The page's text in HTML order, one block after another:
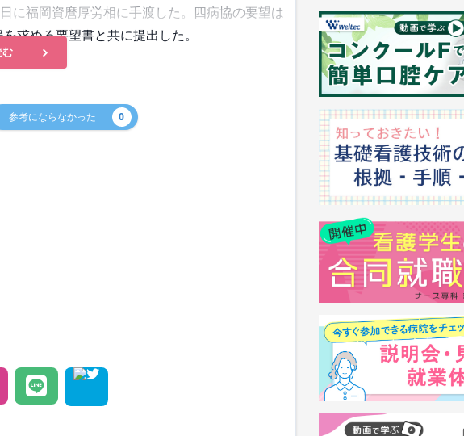
に福岡資麿厚労相に手渡した。四病協の要望は
求める要望書と共に提出した。
む
参考にならなかった 0